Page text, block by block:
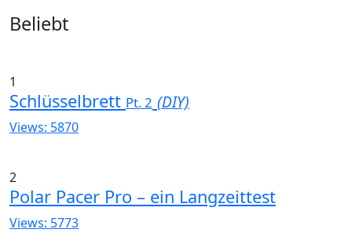
Widgets
Beliebt
1
Schlüsselbrett Pt. 2 (DIY)
Views: 5870
2
Polar Pacer Pro – ein Langzeittest
Views: 5773